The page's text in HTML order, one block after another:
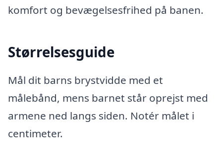
komfort og bevægelsesfrihed på banen.
Størrelsesguide
Mål dit barns brystvidde med et
målebånd, mens barnet står oprejst med
armene ned langs siden. Notér målet i
centimeter.